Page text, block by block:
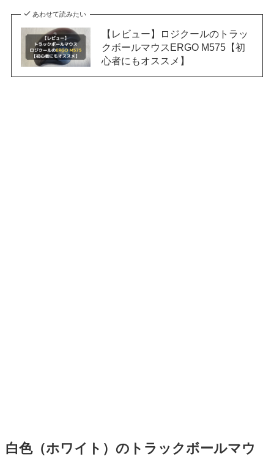
あわせて読みたい
【レビュー】ロジクールのトラッ
クボールマウスERGO M575【初
心者にもオススメ】
白色（ホワイト）のトラックボールマウ